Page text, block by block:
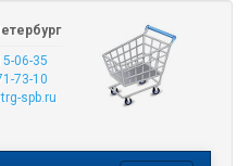
06-35
73-10
spb.ru